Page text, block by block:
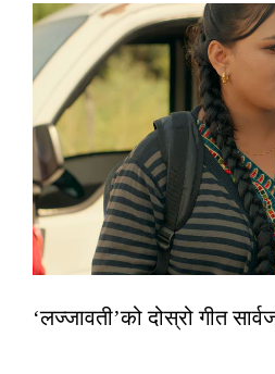
‘लज्जावती’को दोस्रो गीत